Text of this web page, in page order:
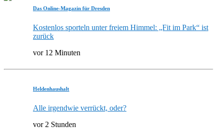
Das Online-Magazin für Dresden
Kostenlos sporteln unter freiem Himmel: „Fit im Park“ ist
zurück
vor 12 Minuten
Heldenhaushalt
Alle irgendwie verrückt, oder?
vor 2 Stunden